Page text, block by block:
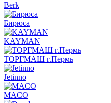
Berk
Бирюса
KAYMAN
ТОРГМАШ г.Пермь
Jetinno
MACO